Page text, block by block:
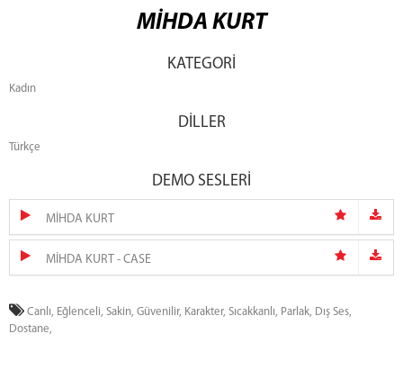
MİHDA KURT
KATEGORİ
Kadın
DİLLER
Türkçe
DEMO SESLERİ
MİHDA KURT
MİHDA KURT - CASE
Canlı, Eğlenceli, Sakin, Güvenilir, Karakter, Sıcakkanlı, Parlak, Dış Ses,
Dostane,